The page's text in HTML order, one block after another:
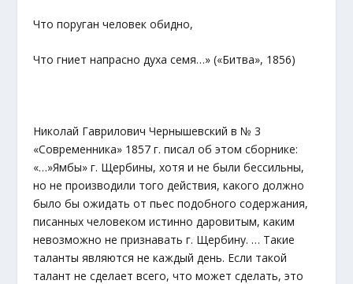
Что поруган человек обидно,
Что гниет напрасно духа семя…» («Битва», 1856)
Николай Гаврилович Чернышевский в № 3
«Современника» 1857 г. писал об этом сборнике:
«…»Ямбы» г. Щербины, хотя и не были бессильны,
но не производили того действия, какого должно
было бы ожидать от пьес подобного содержания,
писанных человеком истинно даровитым, каким
невозможно не признавать г. Щербину. … Такие
таланты являются не каждый день. Если такой
талант не сделает всего, что может сделать, это